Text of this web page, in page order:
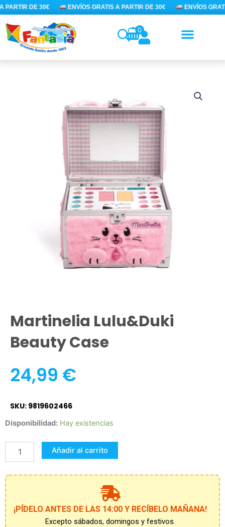
Ir
al
contenido
PARTIR DE 30€ ENVÍOS GRATIS A PARTIR DE 30€ ENVÍOS
0
Martinelia Lulu&Duki
Beauty Case
24,99 €
SKU: 9819602466
Disponibilidad: Hay existencias
Martinelia
Beauty
Case
cantidad
Añadir al carrito
¡PÍDELO ANTES DE LAS 14:00 Y RECÍBELO MAÑANA!
Excepto sábados, domingos y festivos.